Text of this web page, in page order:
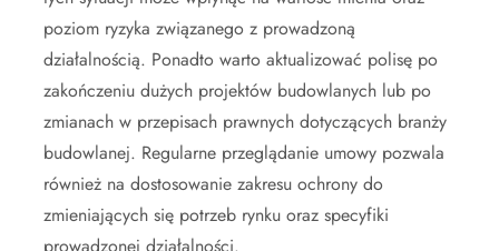
poziom ryzyka związanego z prowadzoną
działalnością. Ponadto warto aktualizować polisę po
zakończeniu dużych projektów budowlanych lub po
zmianach w przepisach prawnych dotyczących branży
budowlanej. Regularne przeglądanie umowy pozwala
również na dostosowanie zakresu ochrony do
zmieniających się potrzeb rynku oraz specyfiki
prowadzonej działalności.